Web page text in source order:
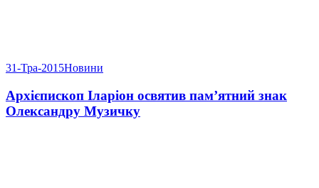
31-Тра-2015Новини
Архієпископ Іларіон освятив пам’ятний знак
Олександру Музичку